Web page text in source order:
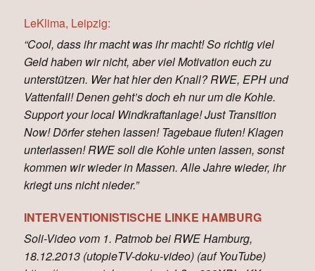
LeKlima, Leipzig:
“Cool, dass ihr macht was ihr macht! So richtig viel
Geld haben wir nicht, aber viel Motivation euch zu
unterstützen. Wer hat hier den Knall? RWE, EPH und
Vattenfall! Denen geht’s doch eh nur um die Kohle.
Support your local Windkraftanlage! Just Transition
Now! Dörfer stehen lassen! Tagebaue fluten! Klagen
unterlassen! RWE soll die Kohle unten lassen, sonst
kommen wir wieder in Massen. Alle Jahre wieder, ihr
kriegt uns nicht nieder.”
INTERVENTIONISTISCHE LINKE HAMBURG
Soli-Video vom 1. Patmob bei RWE Hamburg,
18.12.2013 (utopieTV-doku-video) (auf YouTube)